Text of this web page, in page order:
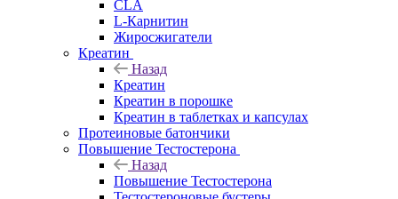
CLA
L-Карнитин
Жиросжигатели
Креатин
Назад
Креатин
Креатин в порошке
Креатин в таблетках и капсулах
Протеиновые батончики
Повышение Тестостерона
Назад
Повышение Тестостерона